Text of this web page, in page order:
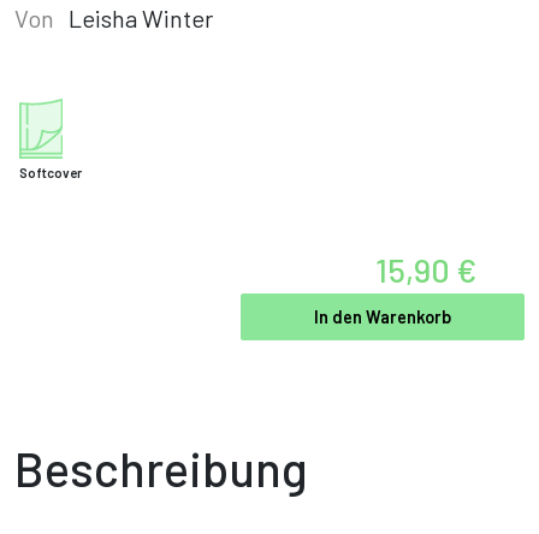
Von Leisha Winter
Softcover
15,90 €
In den Warenkorb
Beschreibung